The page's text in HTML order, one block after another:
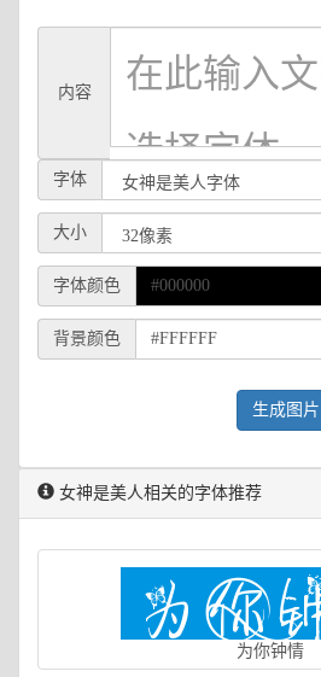
内容
字体
大小
字体颜色
背景颜色
生成图片
女神是美人相关的字体推荐
为你钟情